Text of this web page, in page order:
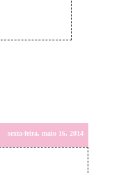
sexta-feira, maio 16, 2014